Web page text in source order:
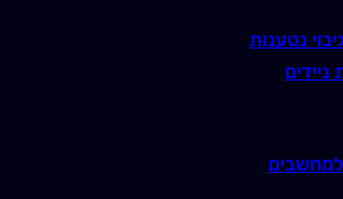
נטענות
ניידים